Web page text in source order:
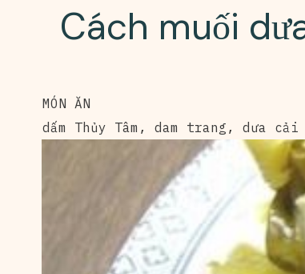
Cách muối
MÓN ĂN
dấm Thủy Tâm , dam trang , dưa cải